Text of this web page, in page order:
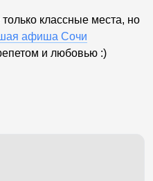
классные места, но
афиша Сочи
и любовью :)